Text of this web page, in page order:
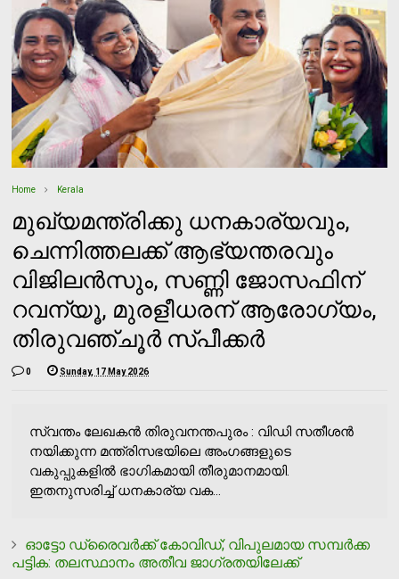
Home Kerala
മുഖ്യമന്ത്രിക്കു ധനകാര്യവും,
ചെന്നിത്തലക്ക് ആഭ്യന്തരവും
വിജിലന്‍സും, സണ്ണി ജോസഫിന്
റവന്യൂ, മുരളീധരന് ആരോഗ്യം,
തിരുവഞ്ചൂർ സ്പീക്കർ
0 Sunday, 17 May 2026
സ്വന്തം ലേഖകന്‍ തിരുവനന്തപുരം : വിഡി സതീശന്‍
നയിക്കുന്ന മന്ത്രിസഭയിലെ അംഗങ്ങളുടെ
വകുപ്പുകളില്‍ ഭാഗികമായി തീരുമാനമായി.
ഇതനുസരിച്ച് ധനകാര്യ വക...
ഓട്ടോ ഡ്രൈവര്‍ക്ക് കോവിഡ്; വിപുലമായ സമ്പര്‍ക്ക
പട്ടിക: തലസ്ഥാനം അതീവ ജാഗ്രതയിലേക്ക്